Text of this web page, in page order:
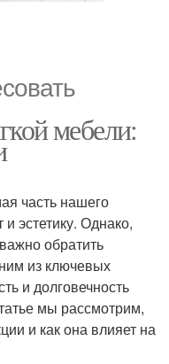
мебели:
часть нашего
эстетику. Однако,
обратить
из ключевых
и долговечность
мы рассмотрим,
и как она влияет на